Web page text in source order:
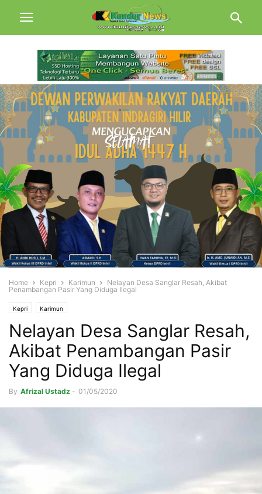
Home Kepri Karimun
Nelayan Desa Sanglar Resah, Akibat
Penambangan Pasir Yang Diduga Ilegal
Kepri Karimun
Nelayan Desa Sanglar Resah,
Akibat Penambangan Pasir
Yang Diduga Ilegal
By Afrizal Ustadz - 01/05/2020